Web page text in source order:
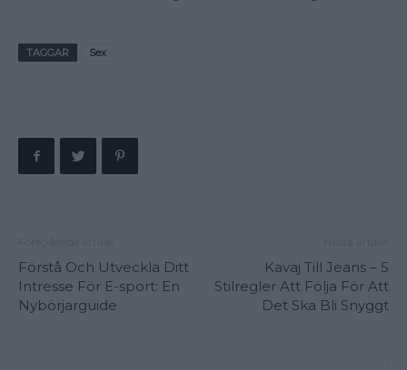
TAGGAR Sex
Förstå Och Utveckla Ditt
Intresse För E-sport: En
Nybörjarguide
Kavaj Till Jeans – 5
Stilregler Att Följa För Att
Det Ska Bli Snyggt